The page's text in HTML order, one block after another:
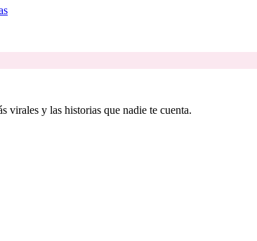
virales y las historias que nadie te cuenta.